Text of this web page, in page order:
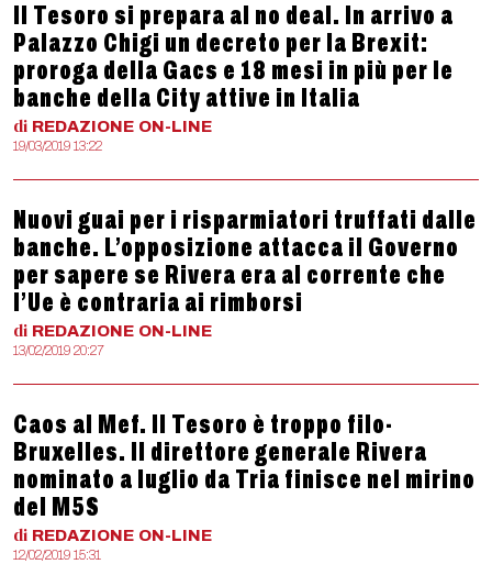
Il Tesoro si prepara al no deal. In arrivo a
Palazzo Chigi un decreto per la Brexit:
proroga della Gacs e 18 mesi in più per le
banche della City attive in Italia
di REDAZIONE ON-LINE
19/03/2019 13:22
Nuovi guai per i risparmiatori truffati dalle
banche. L’opposizione attacca il Governo
per sapere se Rivera era al corrente che
l’Ue è contraria ai rimborsi
di REDAZIONE ON-LINE
13/02/2019 20:27
Caos al Mef. Il Tesoro è troppo filo-
Bruxelles. Il direttore generale Rivera
nominato a luglio da Tria finisce nel mirino
del M5S
di REDAZIONE ON-LINE
12/02/2019 15:31